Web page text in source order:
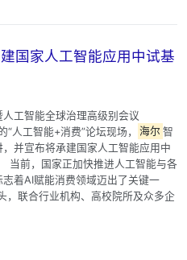
国家人工智能应用中试基
工智能全球治理高级别会议
“人工智能+消费”论坛现场，
海尔 智
并宣布将承建国家人工智能应用中
当前，国家正加快推进人工智能与各
着AI赋能消费领域迈出了关键一
，联合行业机构、高校院所及众多企